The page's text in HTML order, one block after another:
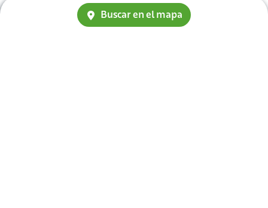
Buscar en el mapa